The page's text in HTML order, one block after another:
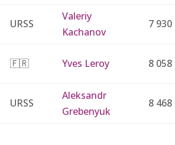
URSS
Valeriy
Kachanov
7 930
🇫🇷 Yves Leroy 8 058
URSS
Aleksandr
Grebenyuk
8 468